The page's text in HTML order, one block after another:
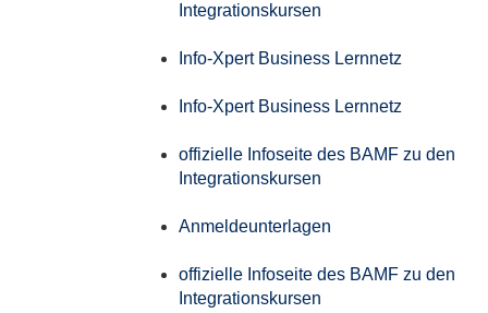
Integrationskursen
Info-Xpert Business Lernnetz
Info-Xpert Business Lernnetz
offizielle Infoseite des BAMF zu den
Integrationskursen
Anmeldeunterlagen
offizielle Infoseite des BAMF zu den
Integrationskursen